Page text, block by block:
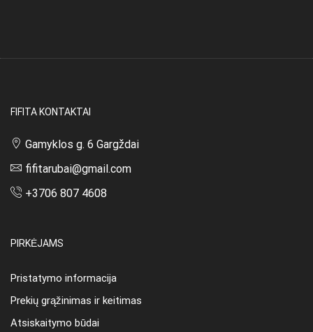
FIFITA KONTAKTAI
Gamyklos g. 6 Gargždai
fifitarubai@gmail.com
+3706 807 4608
PIRKĖJAMS
Pristatymo informacija
Prekių grąžinimas ir keitimas
Atsiskaitymo būdai